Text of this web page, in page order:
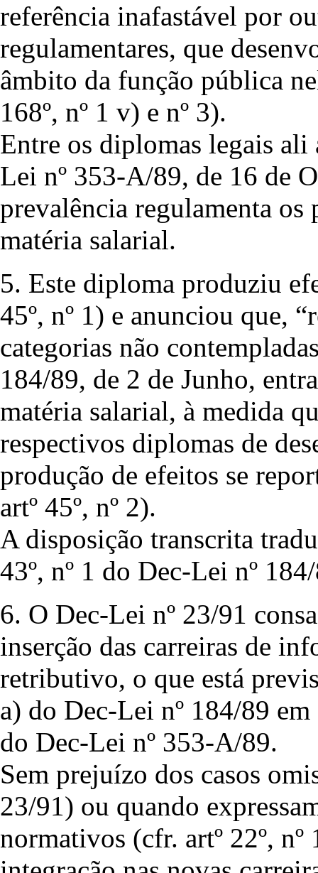
referência inafastável por
regulamentares, que
âmbito da função pública
168º, nº 1 v) e nº 3).
Entre os diplomas legais ali
Lei nº 353-A/89, de 16 de
prevalência regulamenta
matéria salarial.
5. Este diploma produziu
45º, nº 1) e anunciou que,
categorias não
184/89, de 2 de Junho,
matéria salarial, à medida
respectivos diplomas de
produção de efeitos se
artº 45º, nº 2).
A disposição transcrita
43º, nº 1 do Dec-Lei nº
6. O Dec-Lei nº 23/91
inserção das carreiras de
retributivo, o que está
a) do Dec-Lei nº 184/89 em
do Dec-Lei nº 353-A/89.
Sem prejuízo dos casos
23/91) ou quando
normativos (cfr. artº 22º, nº